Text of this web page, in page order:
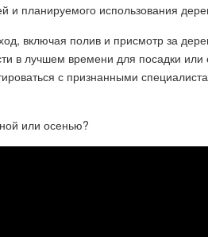
и планируемого использования
включая полив и присмотр за
в лучшем времени для посадки
с признанными
или осенью?